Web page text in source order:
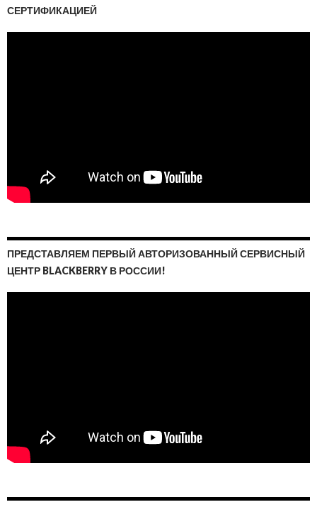
СЕРТИФИКАЦИЕЙ
ПРЕДСТАВЛЯЕМ ПЕРВЫЙ АВТОРИЗОВАННЫЙ СЕРВИСНЫЙ
ЦЕНТР BLACKBERRY В РОССИИ!